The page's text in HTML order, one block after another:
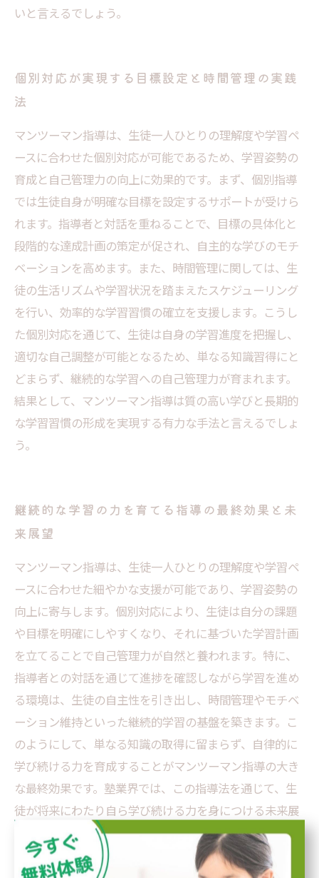
いと言えるでしょう。
個別対応が実現する目標設定と時間管理の実践
法
マンツーマン指導は、生徒一人ひとりの理解度や学習ペ
ースに合わせた個別対応が可能であるため、学習姿勢の
育成と自己管理力の向上に効果的です。まず、個別指導
では生徒自身が明確な目標を設定するサポートが受けら
れます。指導者と対話を重ねることで、目標の具体化と
段階的な達成計画の策定が促され、自主的な学びのモチ
ベーションを高めます。また、時間管理に関しては、生
徒の生活リズムや学習状況を踏まえたスケジューリング
を行い、効率的な学習習慣の確立を支援します。こうし
た個別対応を通じて、生徒は自身の学習進度を把握し、
適切な自己調整が可能となるため、単なる知識習得にと
どまらず、継続的な学習への自己管理力が育まれます。
結果として、マンツーマン指導は質の高い学びと長期的
な学習習慣の形成を実現する有力な手法と言えるでしょ
う。
継続的な学習の力を育てる指導の最終効果と未
来展望
マンツーマン指導は、生徒一人ひとりの理解度や学習ペ
ースに合わせた細やかな支援が可能であり、学習姿勢の
向上に寄与します。個別対応により、生徒は自分の課題
や目標を明確にしやすくなり、それに基づいた学習計画
を立てることで自己管理力が自然と養われます。特に、
指導者との対話を通じて進捗を確認しながら学習を進め
る環境は、生徒の自主性を引き出し、時間管理やモチベ
ーション維持といった継続的学習の基盤を築きます。こ
のようにして、単なる知識の取得に留まらず、自律的に
学び続ける力を育成することがマンツーマン指導の大き
な最終効果です。塾業界では、この指導法を通じて、生
徒が将来にわたり自ら学び続ける力を身につける未来展
望が期待されています。効果的な指導法を導入し、質の
高い学びを提供していくことが今後の課題となるでしょ